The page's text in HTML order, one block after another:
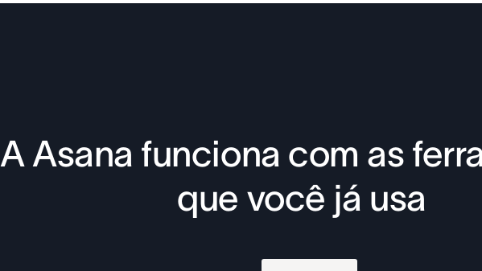
A Asana funciona com as
que você já usa